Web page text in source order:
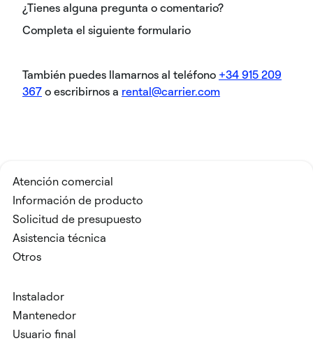
¿Tienes alguna pregunta o comentario?
Completa el siguiente formulario
También puedes llamarnos al teléfono +34 915 209
367 o escribirnos a rental@carrier.com